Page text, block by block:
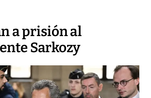
a prisión al
Sarkozy